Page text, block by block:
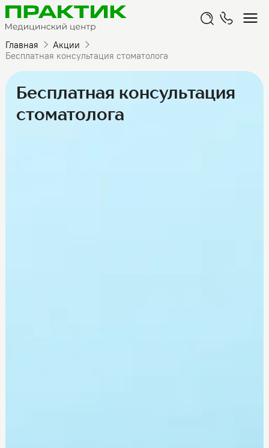
Главная
Акции
Бесплатная консультация стоматолога
Бесплатная консультация
стоматолога